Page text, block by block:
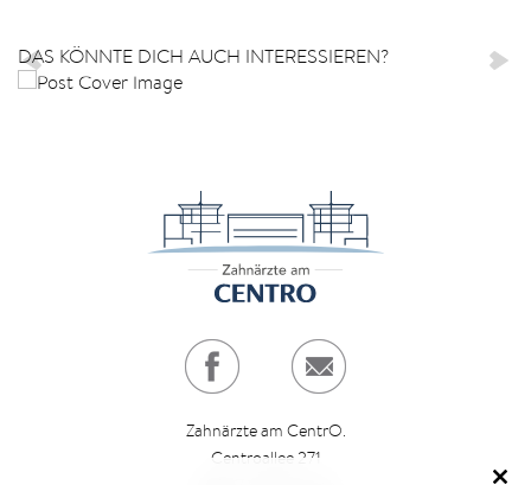
DAS KÖNNTE DICH AUCH INTERESSIEREN?
Zahnärzte am CentrO.
Centroallee 271